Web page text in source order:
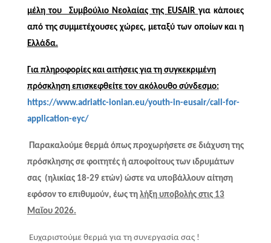
μέλη του Συμβούλιο Νεολαίας της EUSAIR για κάποιες
από της συμμετέχουσες χώρες, μεταξύ των οποίων και η
Ελλάδα.
Για πληροφορίες και αιτήσεις για τη συγκεκριμένη
πρόσκληση επισκεφθείτε τον ακόλουθο σύνδεσμο:
https://www.adriatic-ionian.eu/youth-in-eusair/call-for-
application-eyc/
Παρακαλούμε θερμά όπως προχωρήσετε σε διάχυση της
πρόσκλησης σε φοιτητές ή αποφοίτους των ιδρυμάτων
σας (ηλικίας 18-29 ετών) ώστε να υποβάλλουν αίτηση
εφόσον το επιθυμούν, έως τη λήξη υποβολής στις 13
Μαΐου 2026.
Ευχαριστούμε θερμά για τη συνεργασία σας !